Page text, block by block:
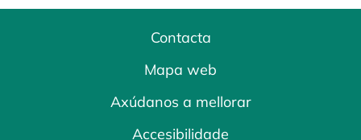
Contacta
Mapa web
Axúdanos a mellorar
Accesibilidade